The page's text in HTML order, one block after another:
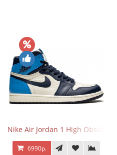
Nike Air Jordan 1 High Obsidian
6990р.